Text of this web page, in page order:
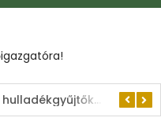
Kérjük a hulladékgyűjtők rendeltetésszerű használatát!